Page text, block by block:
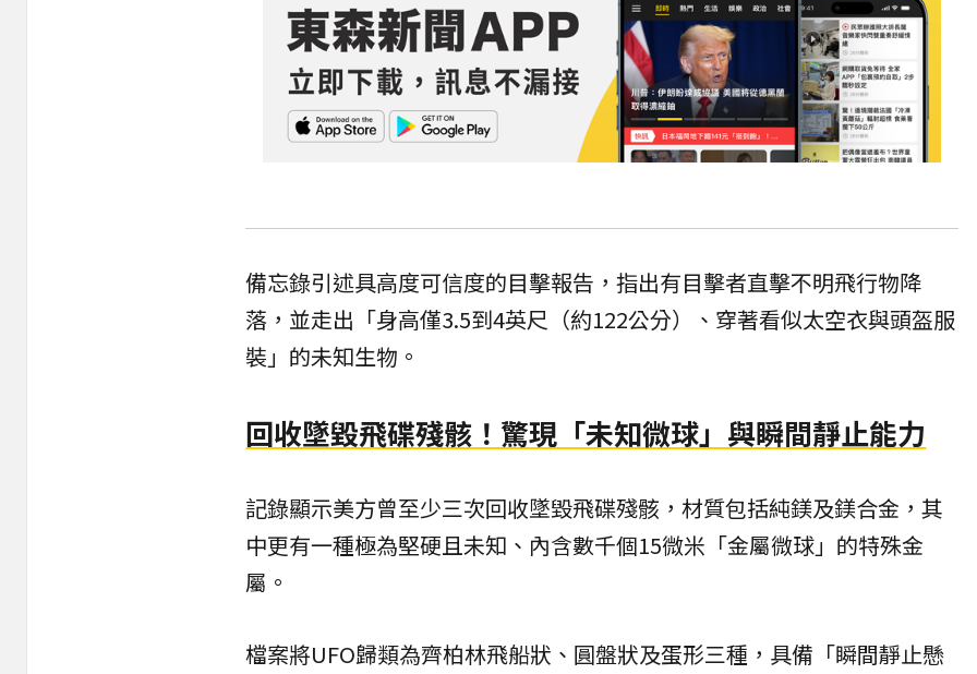
備忘錄引述具高度可信度的目擊報告，指出有目擊者直擊不明飛行物降
落，並走出「身高僅3.5到4英尺（約122公分）、穿著看似太空衣與頭盔服
裝」的未知生物。
回收墜毀飛碟殘骸！驚現「未知微球」與瞬間靜止能力
記錄顯示美方曾至少三次回收墜毀飛碟殘骸，材質包括純鎂及鎂合金，其
中更有一種極為堅硬且未知、內含數千個15微米「金屬微球」的特殊金
屬。
檔案將UFO歸類為齊柏林飛船狀、圓盤狀及蛋形三種，具備「瞬間靜止懸